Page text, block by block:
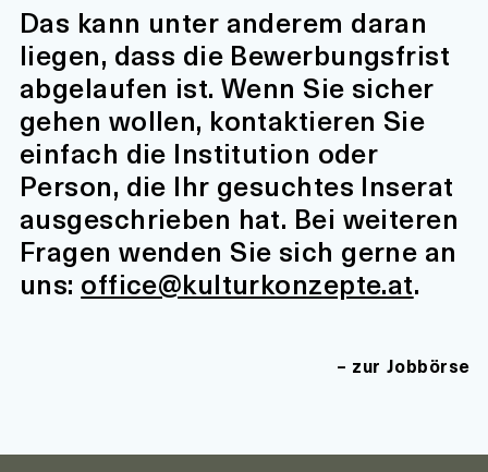
Das kann unter anderem daran
liegen, dass die Bewerbungsfrist
abgelaufen ist. Wenn Sie sicher
gehen wollen, kontaktieren Sie
einfach die Institution oder
Person, die Ihr gesuchtes Inserat
ausgeschrieben hat. Bei weiteren
Fragen wenden Sie sich gerne an
uns: office@kulturkonzepte.at.
zur Jobbörse